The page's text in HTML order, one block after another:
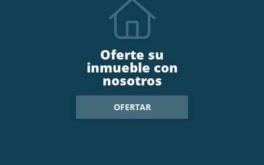
Oferte su
inmueble con
nosotros
OFERTAR